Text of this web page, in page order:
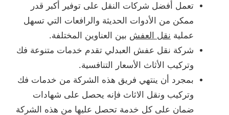
تعمل أفضل شركات النقل على توفير أكبر قدر
ممكن من الأدوات الحديثة والرافعات التي تسهل
عملية نقل العفش بين العناوين المختلفة.
شركة نقل عفش العبدلي تقدم خدمات متنوعة فك
وتركيب الأثاث الأسعار التنافسية.
بمجرد أن ينتهي فريق هذه الشركة من خدمات فك
وتركيب ونقل الاثاث فإنه يحصل على شهادات
ضمان على كل خدمة تحصل عليها من هذه الشركة